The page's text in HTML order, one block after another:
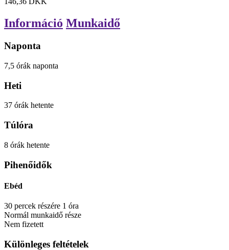
Információ Munkaidő
Naponta
7,5 órák naponta
Heti
37 órák hetente
Túlóra
8 órák hetente
Pihenőidők
Ebéd
30 percek részére 1 óra
Normál munkaidő része
Nem fizetett
Különleges feltételek